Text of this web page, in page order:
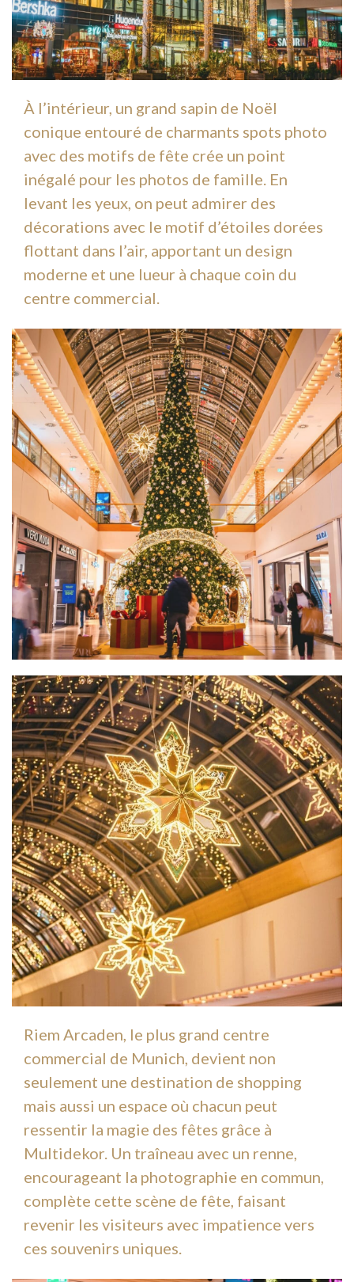
À l’intérieur, un grand sapin de Noël
conique entouré de charmants spots photo
avec des motifs de fête crée un point
inégalé pour les photos de famille. En
levant les yeux, on peut admirer des
décorations avec le motif d’étoiles dorées
flottant dans l’air, apportant un design
moderne et une lueur à chaque coin du
centre commercial.
Riem Arcaden, le plus grand centre
commercial de Munich, devient non
seulement une destination de shopping
mais aussi un espace où chacun peut
ressentir la magie des fêtes grâce à
Multidekor. Un traîneau avec un renne,
encourageant la photographie en commun,
complète cette scène de fête, faisant
revenir les visiteurs avec impatience vers
ces souvenirs uniques.